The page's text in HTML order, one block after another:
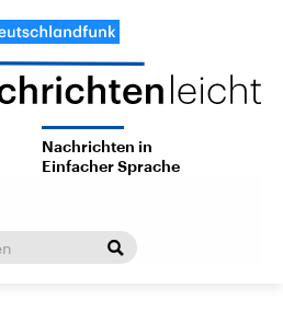
Nachrichten in
Einfacher Sprache